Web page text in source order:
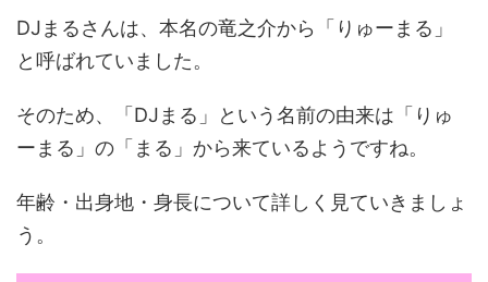
DJまるさんは、本名の竜之介から「りゅーまる」
と呼ばれていました。
そのため、「DJまる」という名前の由来は「りゅ
ーまる」の「まる」から来ているようですね。
年齢・出身地・身長について詳しく見ていきましょ
う。